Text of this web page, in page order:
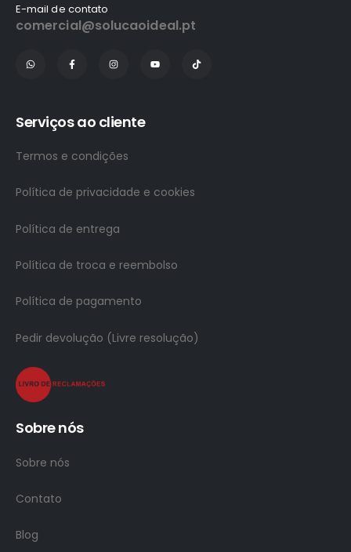
E-mail de contato
comercial@solucaoideal.pt
Serviços ao cliente
Termos e condições
Política de privacidade e cookies
Política de entrega
Política de troca e reembolso
Política de pagamento
Pedir devolução (Livre resolução)
Sobre nós
Sobre nós
Contato
Blog